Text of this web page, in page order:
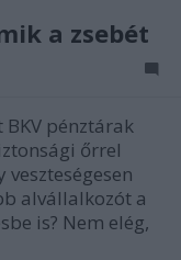
a zsebét
pénztárak
őrrel
alvállalkozót a
is? Nem elég,